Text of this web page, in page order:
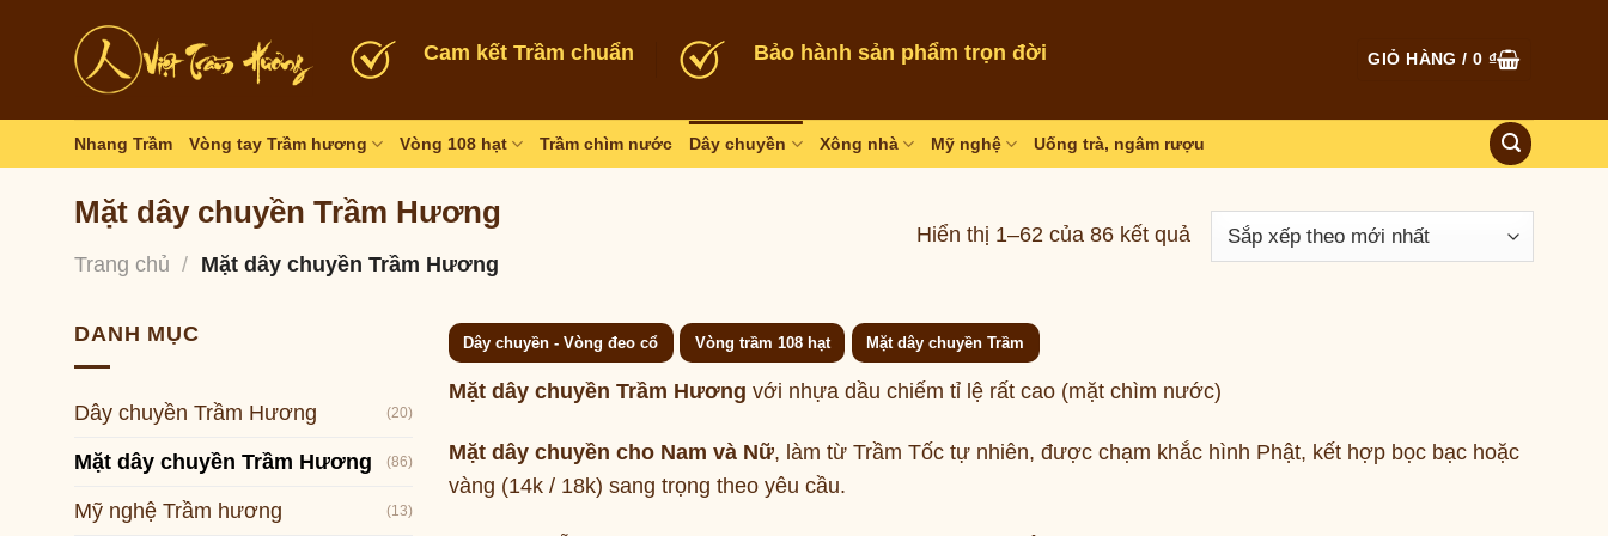
Cam kết Trầm chuẩn Bảo hành sản phẩm trọn đời GIỎ HÀNG /0 ₫
Nhang Trầm Vòng tay Trầm hương Vòng 108 hạt Trầm chìm nước Dây chuyền Xông nhà Mỹ nghệ Uống trà, ngâm rượu
Mặt dây chuyền Trầm Hương
Trang chủ / Mặt dây chuyền Trầm Hương
Hiển thị 1–62 của 86 kết quả
DANH MỤC
Dây chuyền Trầm Hương (20)
Mặt dây chuyền Trầm Hương (86)
Mỹ nghệ Trầm hương (13)
Dây chuyền - Vòng đeo cổ Vòng trầm 108 hạt Mặt dây chuyền Trầm
Mặt dây chuyền Trầm Hương với nhựa dầu chiếm tỉ lệ rất cao (mặt chìm nước)
Mặt dây chuyền cho Nam và Nữ, làm từ Trầm Tốc tự nhiên, được chạm khắc hình Phật, kết hợp bọc bạc hoặc
vàng (14k / 18k) sang trọng theo yêu cầu.